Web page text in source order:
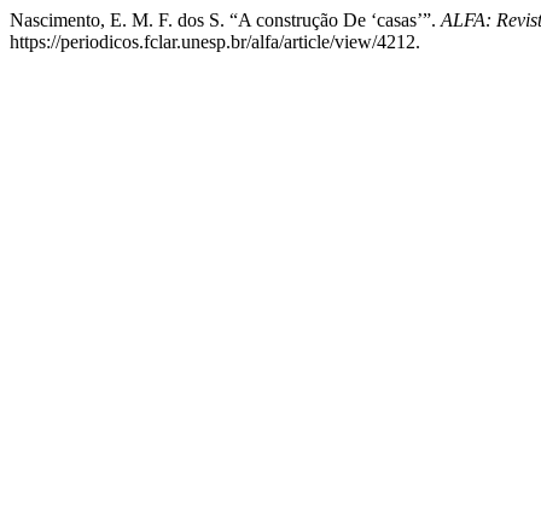
Nascimento, E. M. F. dos S. “A construção De ‘casas’”. ALFA:
https://periodicos.fclar.unesp.br/alfa/article/view/4212.